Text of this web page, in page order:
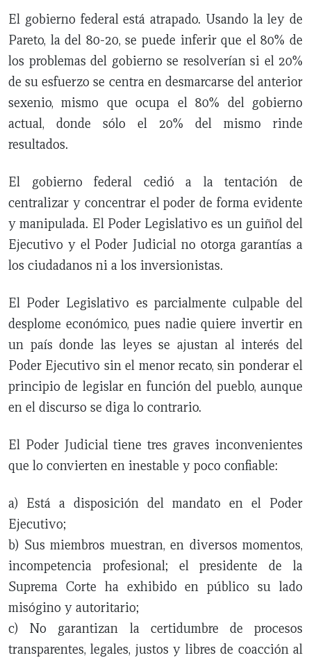
El gobierno federal está atrapado. Usando la ley de
Pareto, la del 80-20, se puede inferir que el 80% de
los problemas del gobierno se resolverían si el 20%
de su esfuerzo se centra en desmarcarse del anterior
sexenio, mismo que ocupa el 80% del gobierno
actual, donde sólo el 20% del mismo rinde
resultados.
El gobierno federal cedió a la tentación de
centralizar y concentrar el poder de forma evidente
y manipulada. El Poder Legislativo es un guiñol del
Ejecutivo y el Poder Judicial no otorga garantías a
los ciudadanos ni a los inversionistas.
El Poder Legislativo es parcialmente culpable del
desplome económico, pues nadie quiere invertir en
un país donde las leyes se ajustan al interés del
Poder Ejecutivo sin el menor recato, sin ponderar el
principio de legislar en función del pueblo, aunque
en el discurso se diga lo contrario.
El Poder Judicial tiene tres graves inconvenientes
que lo convierten en inestable y poco confiable:
a) Está a disposición del mandato en el Poder
Ejecutivo;
b) Sus miembros muestran, en diversos momentos,
incompetencia profesional; el presidente de la
Suprema Corte ha exhibido en público su lado
misógino y autoritario;
c) No garantizan la certidumbre de procesos
transparentes, legales, justos y libres de coacción al